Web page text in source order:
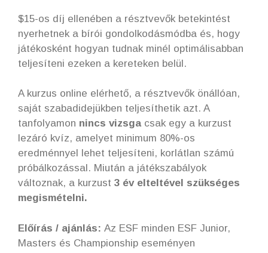
$15-os díj ellenében a résztvevők betekintést
nyerhetnek a bírói gondolkodásmódba és, hogy
játékosként hogyan tudnak minél optimálisabban
teljesíteni ezeken a kereteken belül.
A kurzus online elérhető, a résztvevők önállóan,
saját szabadidejükben teljesíthetik azt. A
tanfolyamon nincs vizsga csak egy a kurzust
lezáró kvíz, amelyet minimum 80%-os
eredménnyel lehet teljesíteni, korlátlan számú
próbálkozással. Miután a játékszabályok
változnak, a kurzust 3 év elteltével szükséges
megismételni.
Előírás / ajánlás: Az ESF minden ESF Junior,
Masters és Championship eseményen